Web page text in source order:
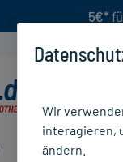
5€*
Ratgeber
Wir
interagieren,
ändern.